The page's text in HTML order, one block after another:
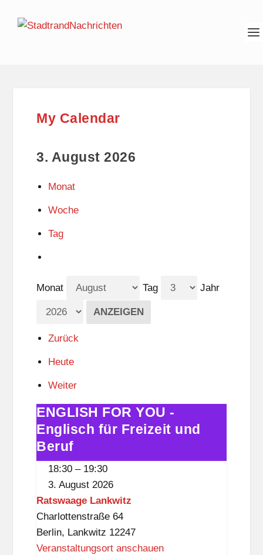
My Calendar
3. August 2026
Monat
Woche
Tag
Monat Tag Jahr
Zurück
Heute
Weiter
ENGLISH
FOR
YOU
-
Englisch
Freizeit
und
Beruf
ENGLISH FOR YOU -
Englisch für Freizeit und
Beruf
18:30 – 19:30
3. August 2026
Ratswaage Lankwitz
Charlottenstraße 64
Berlin, Lankwitz 12247
Veranstaltungsort anschauen